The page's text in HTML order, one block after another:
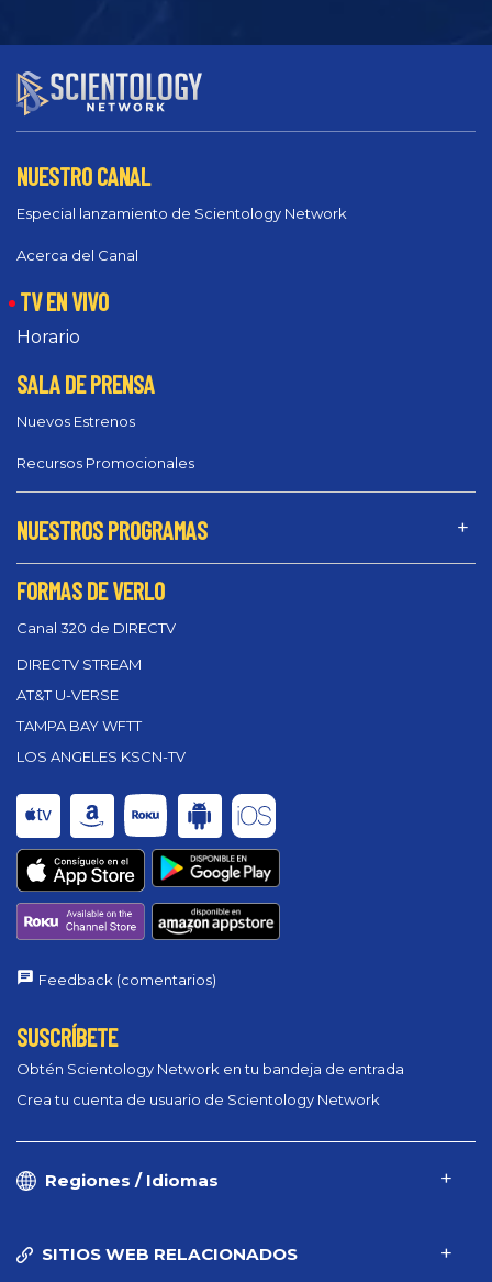
NUESTRO CANAL
Especial lanzamiento de Scientology Network
Acerca del Canal
TV EN VIVO
Horario
SALA DE PRENSA
Nuevos Estrenos
Recursos Promocionales
NUESTROS PROGRAMAS
FORMAS DE VERLO
Canal 320 de DIRECTV
DIRECTV STREAM
AT&T U-VERSE
TAMPA BAY WFTT
LOS ANGELES KSCN-TV
Feedback (comentarios)
SUSCRÍBETE
Obtén Scientology Network en tu bandeja de entrada
Crea tu cuenta de usuario de Scientology Network
Regiones / Idiomas
SITIOS WEB RELACIONADOS